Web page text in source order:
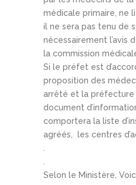
médicale primaire, ne
il ne sera pas tenu de
nécessairement l’avis
la commission
Si le préfet est
proposition des
arrêté et la préfecture
document
comportera la liste
agréés, les centres
.
.
Selon le Ministère,